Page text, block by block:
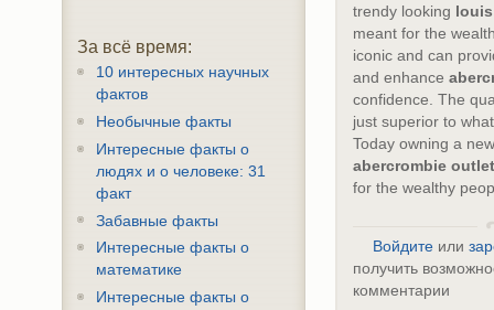
За всё время:
10 интересных научных
фактов
Необычные факты
Интересные факты о
людях и о человеке: 31
факт
Забавные факты
Интересные факты о
математике
Интересные факты о
trendy looking
meant for the
iconic and can
and enhance
confidence. The
just superior to
Today owning a
abercrombie outlet
for the wealthy
Войдитеили
получить
комментарии